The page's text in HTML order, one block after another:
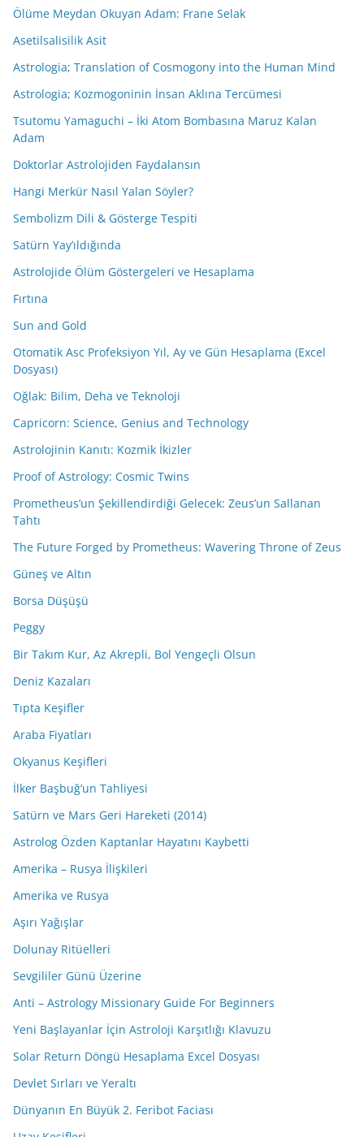
Ölüme Meydan Okuyan Adam: Frane Selak
Asetilsalisilik Asit
Astrologia; Translation of Cosmogony into the Human Mind
Astrologia; Kozmogoninin İnsan Aklına Tercümesi
Tsutomu Yamaguchi – İki Atom Bombasına Maruz Kalan
Adam
Doktorlar Astrolojiden Faydalansın
Hangi Merkür Nasıl Yalan Söyler?
Sembolizm Dili & Gösterge Tespiti
Satürn Yay’ıldığında
Astrolojide Ölüm Göstergeleri ve Hesaplama
Fırtına
Sun and Gold
Otomatik Asc Profeksiyon Yıl, Ay ve Gün Hesaplama (Excel
Dosyası)
Oğlak: Bilim, Deha ve Teknoloji
Capricorn: Science, Genius and Technology
Astrolojinin Kanıtı: Kozmik İkizler
Proof of Astrology: Cosmic Twins
Prometheus’un Şekillendirdiği Gelecek: Zeus’un Sallanan
Tahtı
The Future Forged by Prometheus: Wavering Throne of Zeus
Güneş ve Altın
Borsa Düşüşü
Peggy
Bir Takım Kur, Az Akrepli, Bol Yengeçli Olsun
Deniz Kazaları
Tıpta Keşifler
Araba Fiyatları
Okyanus Keşifleri
İlker Başbuğ’un Tahliyesi
Satürn ve Mars Geri Hareketi (2014)
Astrolog Özden Kaptanlar Hayatını Kaybetti
Amerika – Rusya İlişkileri
Amerika ve Rusya
Aşırı Yağışlar
Dolunay Ritüelleri
Sevgililer Günü Üzerine
Anti – Astrology Missionary Guide For Beginners
Yeni Başlayanlar İçin Astroloji Karşıtlığı Klavuzu
Solar Return Döngü Hesaplama Excel Dosyası
Devlet Sırları ve Yeraltı
Dünyanın En Büyük 2. Feribot Faciası